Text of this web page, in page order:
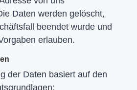
Daten werden gelöscht,
beendet wurde und
erlauben.
der Daten basiert auf den